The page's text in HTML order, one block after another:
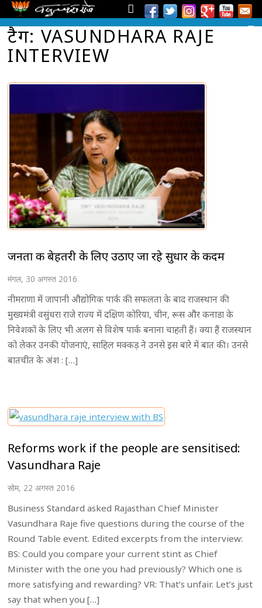
टैग: VASUNDHARA RAJE
INTERVIEW
जनता की बेहतरी के लिए उठाए जा रहे सुधार के कदम
मंगल, 30 अगस्त 2016
नीमराणा में जापानी औद्योगिक पार्क की सफलता के बाद राजस्थान की
मुख्यमंत्री वसुंधरा राजे राज्य में दक्षिण कोरिया, चीन, रूस और कनाडा के
निवेशकों के लिए भी अलग से विशेष पार्क बनाना चाहती हैं। क्या हैं राजस्थान
को लेकर उनकी योजनाएं, साहिल मक्कड़ ने उनसे इस बारे में बात की। उनसे
बातचीत के अंश : […]
Reforms work if the people are sensitised:
Vasundhara Raje
सोम, 22 अगस्त 2016
Business Standard asked Rajasthan Chief Minister
Vasundhara Raje five questions during the course of the
Round Table event. Edited excerpts from the interview:
BS: Could you compare your current stint as Chief
Minister with the one you had previously? Which one is
more satisfying and rewarding? VR: That’s unfair. Let’s just
say that when you […]